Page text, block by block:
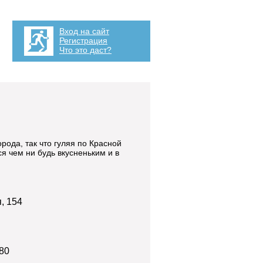
Вход на сайт
Регистрация
Что это даст?
так что гуляя по Красной
чем ни будь вкусненьким и в
154